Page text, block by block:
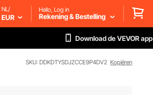
NL/
EUR
Hallo, Log in
Rekening & Bestelling
Download de VEVOR app
SKU: DDKDTYSDJZCCE9P4DV2 Kopiëren